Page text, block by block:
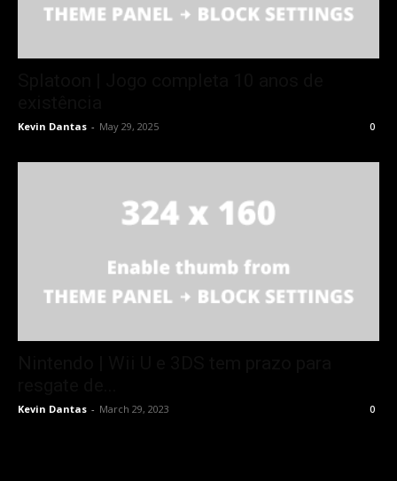
Kevin Dantas - May 29, 2025 0
Kevin Dantas - March 29, 2023 0